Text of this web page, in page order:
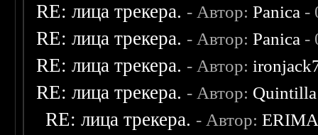
RE: лица трекера. - Автор:Panica -
RE: лица трекера. - Автор:Panica -
RE: лица трекера. - Автор:
RE: лица трекера. - Автор: Quintilla
RE: лица трекера. - Автор: